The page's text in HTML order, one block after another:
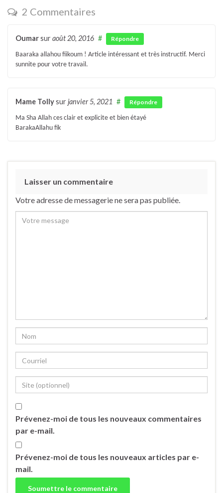
2 Commentaires
Oumarsur août 20, 2016 # Répondre
Baaraka allahou fiikoum ! Article intéressant et très instructif. Merci
sunnite pour votre travail.
Mame Tollysur janvier 5, 2021 # Répondre
Ma Sha Allah ces clair et explicite et bien étayé
BarakaAllahu fik
Laisser un commentaire
Votre adresse de messagerie ne sera pas publiée.
Prévenez-moi de tous les nouveaux commentaires
par e-mail.
Prévenez-moi de tous les nouveaux articles par e-
mail.